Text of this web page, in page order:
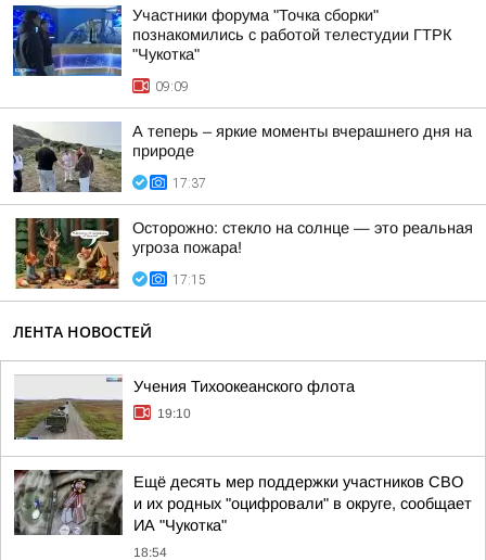
Участники форума "Точка сборки"
познакомились с работой телестудии ГТРК
"Чукотка"
09:09
А теперь – яркие моменты вчерашнего дня на
природе
17:37
Осторожно: стекло на солнце — это реальная
угроза пожара!
17:15
ЛЕНТА НОВОСТЕЙ
Учения Тихоокеанского флота
19:10
Ещё десять мер поддержки участников СВО
и их родных "оцифровали" в округе, сообщает
ИА "Чукотка"
18:54